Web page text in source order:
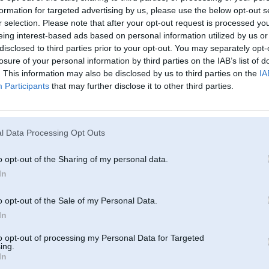
for targeted advertising by us, please use the below opt-out
selection. Please note that after your opt-out request is processed
interest-based ads based on personal information utilized by us
to third parties prior to your opt-out. You may separately
of your personal information by third parties on the IAB’s list of
This information may also be disclosed by us to third parties on the
Participants that may further disclose it to other third parties.
Data Processing Opt Outs
opt-out of the Sharing of my personal data.
opt-out of the Sale of my Personal Data.
opt-out of processing my Personal Data for Targeted
close' uzstādīšana
GB12, 21. Jan 2021
Igors06, 06. Nov 2016
vibrē un zili dūmi
Archyb78 , 05. Oct 2020
maiņa
Apis, 07. Aug 2020
MagnusG, 17. Jun 2020
vāka lampiņa deg
displejs nestrādā
atspējot pēc noklusējuma
arted0
dizel 2011
pilots1
Bluetooth un AUX